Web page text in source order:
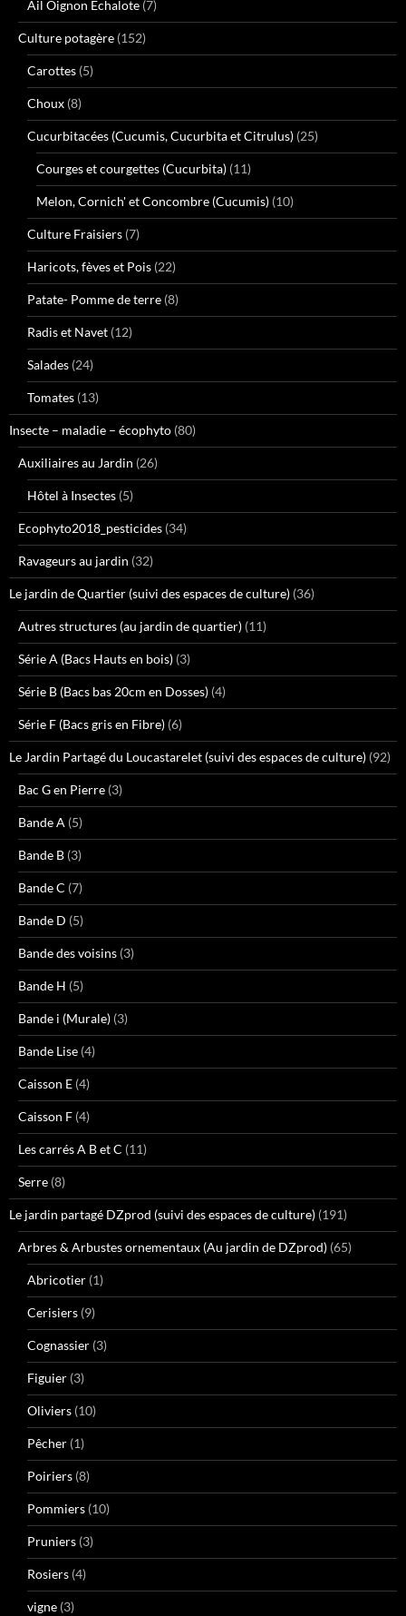
Ail Oignon Échalote (7)
Culture potagère (152)
Carottes (5)
Choux (8)
Cucurbitacées (Cucumis, Cucurbita et Citrulus) (25)
Courges et courgettes (Cucurbita) (11)
Melon, Cornich' et Concombre (Cucumis) (10)
Culture Fraisiers (7)
Haricots, fèves et Pois (22)
Patate- Pomme de terre (8)
Radis et Navet (12)
Salades (24)
Tomates (13)
Insecte – maladie – écophyto (80)
Auxiliaires au Jardin (26)
Hôtel à Insectes (5)
Ecophyto2018_pesticides (34)
Ravageurs au jardin (32)
Le jardin de Quartier (suivi des espaces de culture) (36)
Autres structures (au jardin de quartier) (11)
Série A (Bacs Hauts en bois) (3)
Série B (Bacs bas 20cm en Dosses) (4)
Série F (Bacs gris en Fibre) (6)
Le Jardin Partagé du Loucastarelet (suivi des espaces de culture) (92)
Bac G en Pierre (3)
Bande A (5)
Bande B (3)
Bande C (7)
Bande D (5)
Bande des voisins (3)
Bande H (5)
Bande i (Murale) (3)
Bande Lise (4)
Caisson E (4)
Caisson F (4)
Les carrés A B et C (11)
Serre (8)
Le jardin partagé DZprod (suivi des espaces de culture) (191)
Arbres & Arbustes ornementaux (Au jardin de DZprod) (65)
Abricotier (1)
Cerisiers (9)
Cognassier (3)
Figuier (3)
Oliviers (10)
Pêcher (1)
Poiriers (8)
Pommiers (10)
Pruniers (3)
Rosiers (4)
vigne (3)